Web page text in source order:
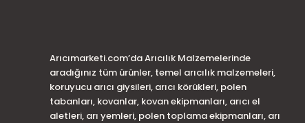
Arıcımarketi.com’da Arıcılık Malzemelerinde
aradığınız tüm ürünler, temel arıcılık malzemeleri,
koruyucu arıcı giysileri, arıcı körükleri, polen
tabanları, kovanlar, kovan ekipmanları, arıcı el
aletleri, arı yemleri, polen toplama ekipmanları, arı